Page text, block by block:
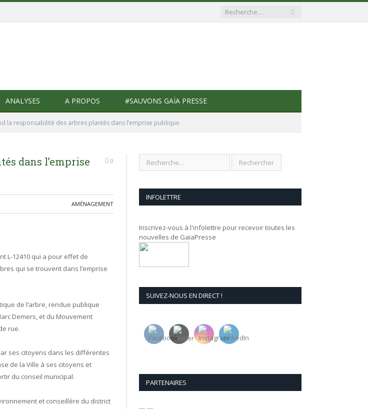
ANALYSES A PROPOS #SAUVONS GAÏA PRESSE
la responsabilité des arbres plantés dans l’emprise publique
dans l’emprise
0
AMÉNAGEMENT
L-12410 qui a pour effet de
qui se trouvent dans l’emprise
de l’arbre, rendue publique
Demers, et du Mouvement
rue.
ses citoyens dans les différentes
de la Ville à ses citoyens et
du conseil municipal.
et conseillère du district
INFOLETTRE
Inscrivez-vous à l'infolettre pour recevoir toutes les
nouvelles de GaïaPresse
SUIVEZ-NOUS EN DIRECT !
PARTENAIRES